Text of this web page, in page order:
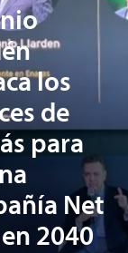
los
de
para
Net
2040